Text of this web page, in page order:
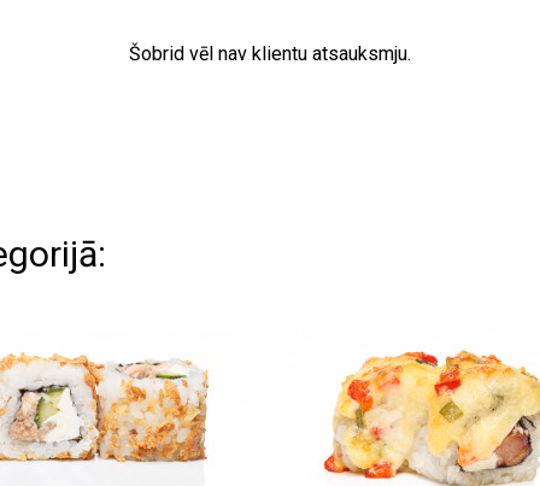
Šobrid vēl nav klientu atsauksmju.